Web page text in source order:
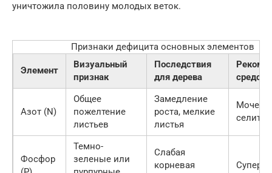
уничтожила половину молодых веток.
Признаки дефицита основных элементов
Элемент
Визуальный
признак
Последствия
для дерева
Азот (N)
Общее
пожелтение
листьев
Замедление
роста, мелкие
листья
селитра
Фосфор
Темно-
зеленые или
Слабая
корневая